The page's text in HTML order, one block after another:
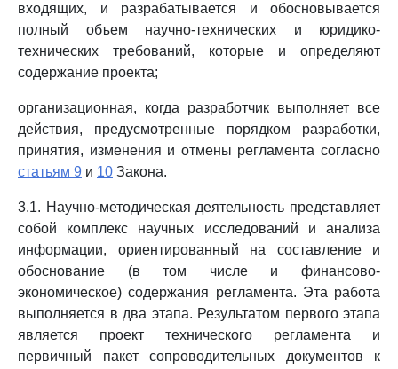
входящих, и разрабатывается и обосновывается
полный объем научно-технических и юридико-
технических требований, которые и определяют
содержание проекта;
организационная, когда разработчик выполняет все
действия, предусмотренные порядком разработки,
принятия, изменения и отмены регламента согласно
статьям 9 и 10 Закона.
3.1. Научно-методическая деятельность представляет
собой комплекс научных исследований и анализа
информации, ориентированный на составление и
обоснование (в том числе и финансово-
экономическое) содержания регламента. Эта работа
выполняется в два этапа. Результатом первого этапа
является проект технического регламента и
первичный пакет сопроводительных документов к